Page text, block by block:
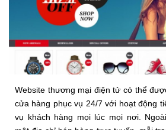
Website thương mại điện tử có thể
cửa hàng phục vụ 24/7 với hoạt động
vụ khách hàng mọi lúc mọi nơi.